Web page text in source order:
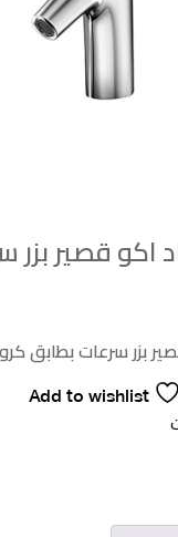
قصير بزر
بزر سرعات بطابق
Add to wishlist